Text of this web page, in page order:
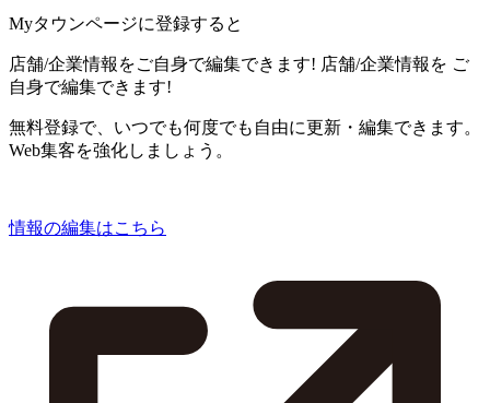
Myタウンページに登録すると
店舗/企業情報をご自身で編集できます! 店舗/企業情報を ご
自身で編集できます!
無料登録で、いつでも何度でも自由に更新・編集できます。
Web集客を強化しましょう。
情報の編集はこちら